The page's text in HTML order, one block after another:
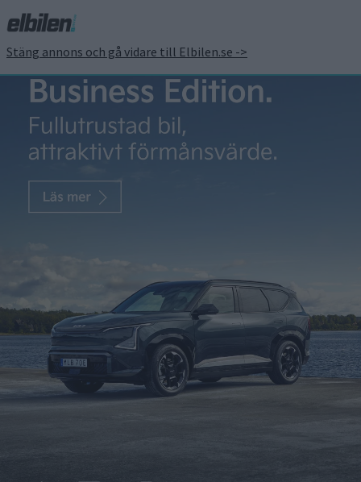
Stäng annons och gå vidare till Elbilen.se ->
Saker som glädjer – och
stör – de som äger elbil
Carl Undéhn 5 nov 2024
bland svenska elbilsägare. Främsta orsaken till glädje över att